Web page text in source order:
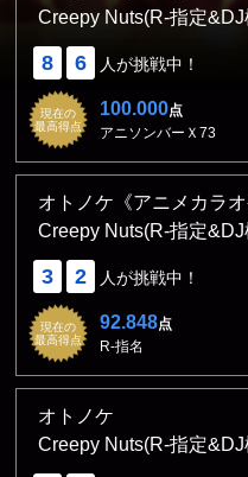
Creepy Nuts(R-指定
8 6 人が挑戦中！
現在の
最高得点
100.000点
アニソンバーＸ73
オトノケ《アニメカラオ
Creepy Nuts(R-指定
3 2 人が挑戦中！
現在の
最高得点
92.848点
R-指名
オトノケ
Creepy Nuts(R-指定